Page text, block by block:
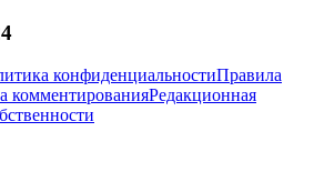
конфиденциальностиПравила
комментированияРедакционная